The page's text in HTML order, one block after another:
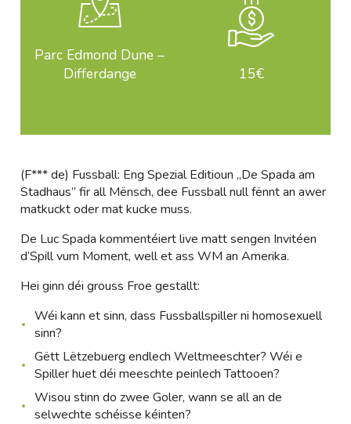
Parc Edmond Dune –
Differdange
15€
(F*** de) Fussball: Eng Spezial Editioun „De Spada am
Stadhaus” fir all Mënsch, dee Fussball null fënnt an awer
matkuckt oder mat kucke muss.
De Luc Spada kommentéiert live matt sengen Invitéen
d’Spill vum Moment, well et ass WM an Amerika.
Hei ginn déi grouss Froe gestallt:
Wéi kann et sinn, dass Fussballspiller ni homosexuell
sinn?
Gëtt Lëtzebuerg endlech Weltmeeschter? Wéi e
Spiller huet déi meeschte peinlech Tattooen?
Wisou stinn do zwee Goler, wann se all an de
selwechte schéisse kéinten?